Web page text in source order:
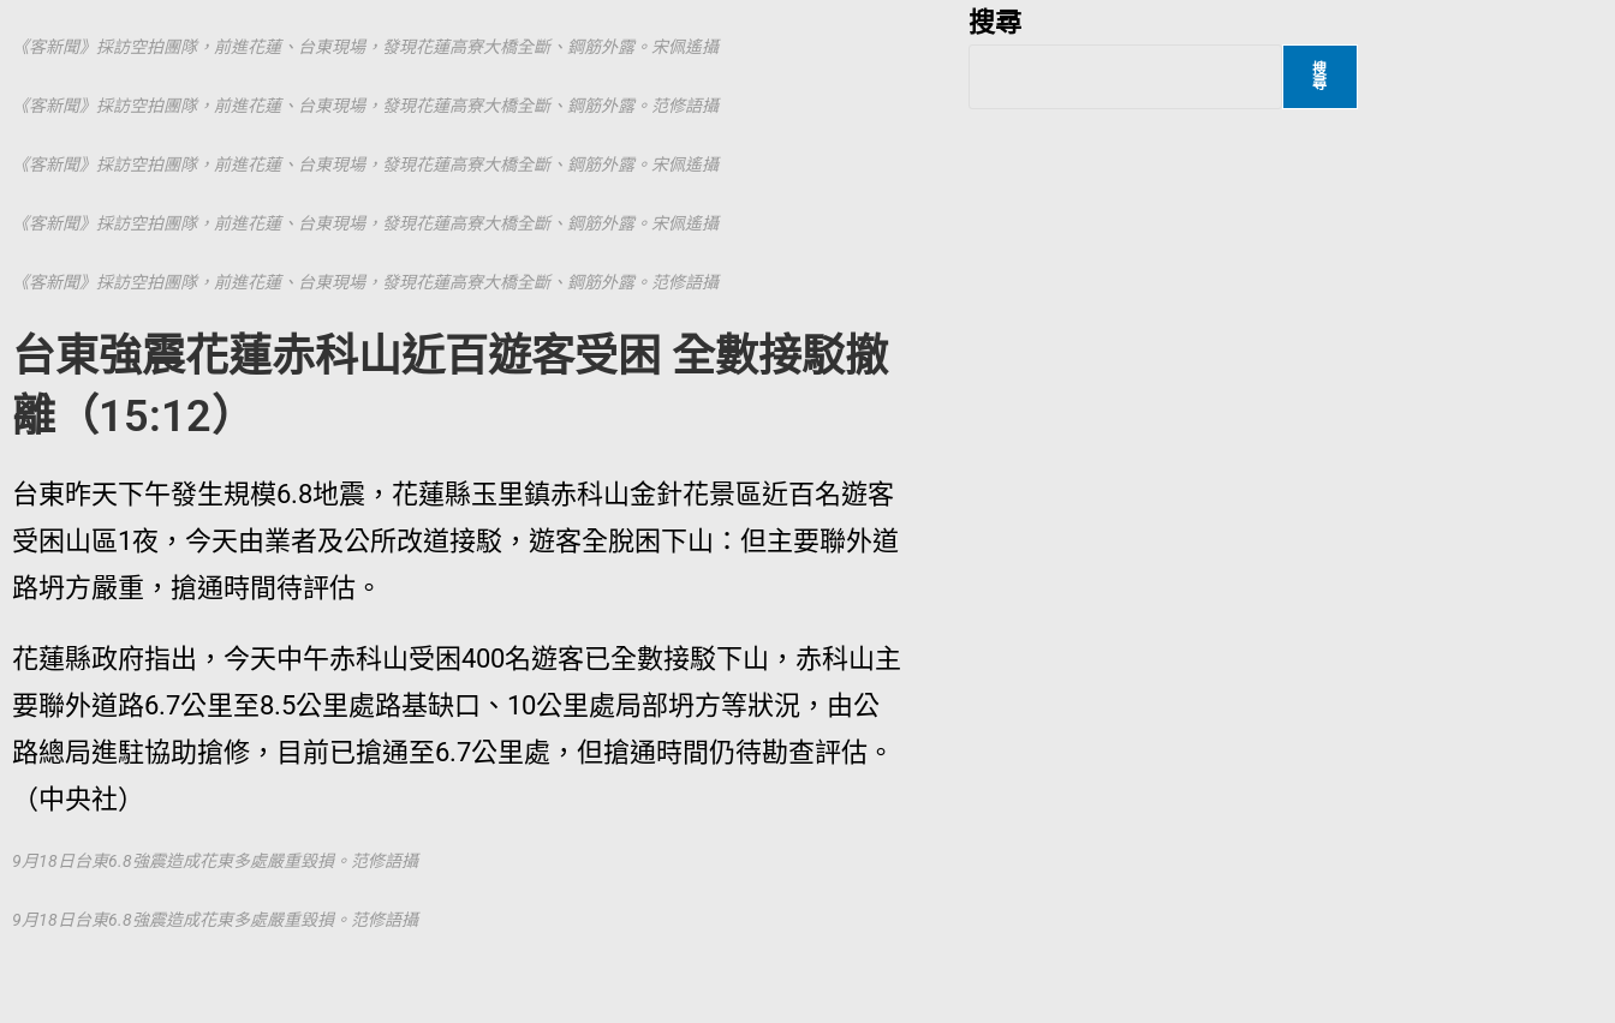
《客新聞》採訪空拍團隊，前進花蓮、台東現場，發現花蓮高寮大橋全斷、鋼筋外露。宋佩遙攝
《客新聞》採訪空拍團隊，前進花蓮、台東現場，發現花蓮高寮大橋全斷、鋼筋外露。范修語攝
《客新聞》採訪空拍團隊，前進花蓮、台東現場，發現花蓮高寮大橋全斷、鋼筋外露。宋佩遙攝
《客新聞》採訪空拍團隊，前進花蓮、台東現場，發現花蓮高寮大橋全斷、鋼筋外露。宋佩遙攝
《客新聞》採訪空拍團隊，前進花蓮、台東現場，發現花蓮高寮大橋全斷、鋼筋外露。范修語攝
台東強震花蓮赤科山近百遊客受困 全數接駁撤
離（15:12）
台東昨天下午發生規模6.8地震，花蓮縣玉里鎮赤科山金針花景區近百名遊客
受困山區1夜，今天由業者及公所改道接駁，遊客全脫困下山：但主要聯外道
路坍方嚴重，搶通時間待評估。
花蓮縣政府指出，今天中午赤科山受困400名遊客已全數接駁下山，赤科山主
要聯外道路6.7公里至8.5公里處路基缺口、10公里處局部坍方等狀況，由公
路總局進駐協助搶修，目前已搶通至6.7公里處，但搶通時間仍待勘查評估。
（中央社）
9月18日台東6.8強震造成花東多處嚴重毀損。范修語攝
9月18日台東6.8強震造成花東多處嚴重毀損。范修語攝
搜尋
搜
尋